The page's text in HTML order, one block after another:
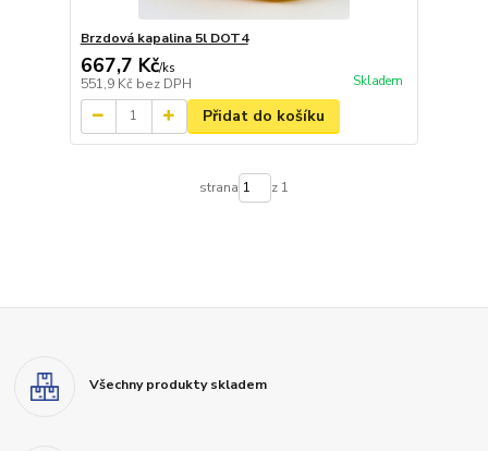
Brzdová kapalina 5l DOT4
667,7 Kč/ks
551,9 Kč bez DPH Skladem
Přidat do košíku
strana z 1
Všechny produkty skladem